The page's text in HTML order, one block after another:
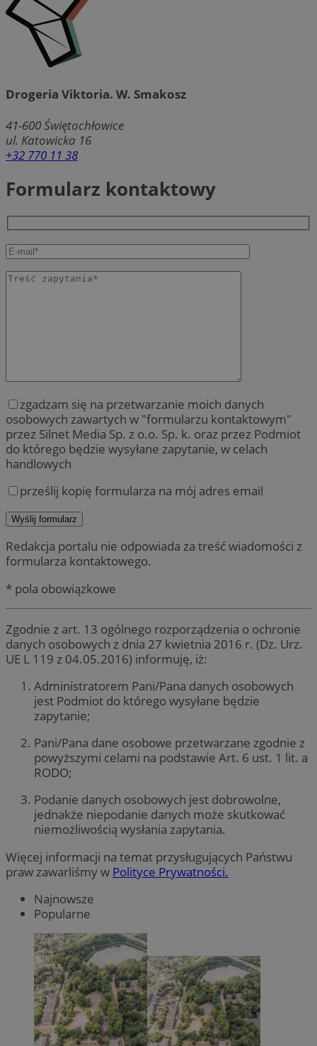
Drogeria Viktoria. W. Smakosz
41-600Świętochłowice
ul. Katowicka 16
+32 770 11 38
Formularz kontaktowy
zgadzam się na przetwarzanie moich danych
osobowych zawartych w "formularzu kontaktowym"
przez Silnet Media Sp. z o.o. Sp. k. oraz przez Podmiot
do którego będzie wysyłane zapytanie, w celach
handlowych
prześlij kopię formularza na mój adres email
Redakcja portalu nie odpowiada za treść wiadomości z
formularza kontaktowego.
* pola obowiązkowe
Zgodnie z art. 13 ogólnego rozporządzenia o ochronie
danych osobowych z dnia 27 kwietnia 2016 r. (Dz. Urz.
UE L 119 z 04.05.2016) informuję, iż:
Administratorem Pani/Pana danych osobowych
jest Podmiot do którego wysyłane będzie
zapytanie;
Pani/Pana dane osobowe przetwarzane zgodnie z
powyższymi celami na podstawie Art. 6 ust. 1 lit. a
RODO;
Podanie danych osobowych jest dobrowolne,
jednakże niepodanie danych może skutkować
niemożliwością wysłania zapytania.
Więcej informacji na temat przysługujących Państwu
praw zawarliśmy w Polityce Prywatności.
Najnowsze
Popularne